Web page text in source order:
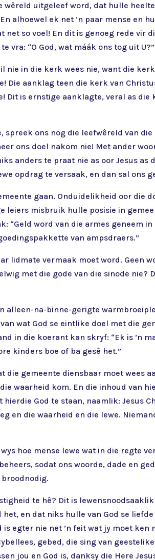
uitgeleef word, dat hulle
alhoewel ek net ’n paar mense en
so voel! En dit is genoeg rede vir
vra: “O God, wat máák ons tog uit U?”
in die kerk wees nie, want die
Die aanklag teen die kerk van
Dit is ernstige aanklagte, veral as
ons nog die leefwêreld van
ons doel nakom nie! Met ander
anders te praat nie as oor Jesus as
opdrag te versaak, en dan sal ons
gaan. Onduidelikheid oor die
leiers misbruik hulle posisie in
“Geld word van die armes geneem
van ampsdraers.”
lidmate vermaak moet word. Geen
met die gode van die sinode nie?
alleen-na-binne-gerigte
wat God se eintlike doel met die
in die koerant kan skryf: “Ek is ’n
kinders boe of ba gesê het.”
gemeente diensbaar moet wees
waarheid kom. En die inhoud van
God te staan, naamlik: Jesus
en die waarheid en die lewe.
hoe mense lewe wat in die regte
sodat ons woorde, dade en
te hê? Dit is
en dat niks hulle van God se
egter nie net ’n feit wat jy moet ken
gebed, die sing van
jou en God is, danksy die Here